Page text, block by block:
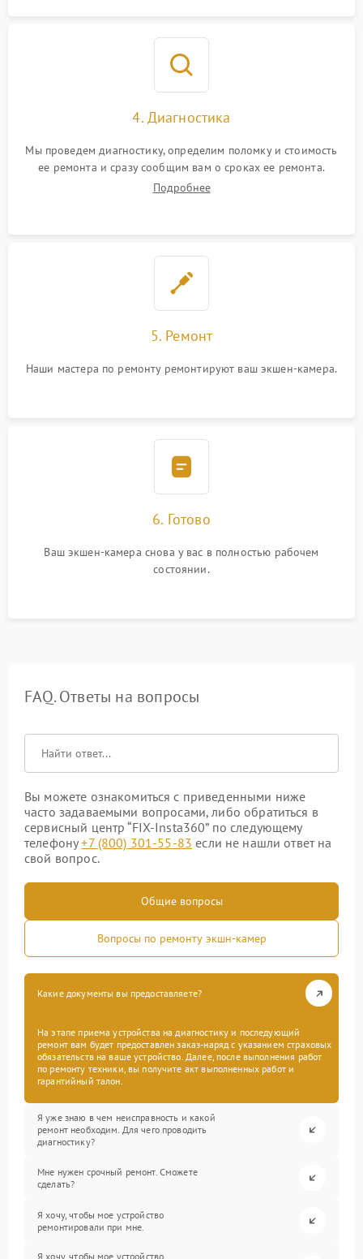
4. Диагностика
Мы проведем диагностику, определим поломку и стоимость
ее ремонта и сразу сообщим вам о сроках ее ремонта.
Подробнее
5. Ремонт
Наши мастера по ремонту ремонтируют ваш экшен-камера.
6. Готово
Ваш экшен-камера снова у вас в полностью рабочем
состоянии.
FAQ. Ответы на вопросы
Вы можете ознакомиться с приведенными ниже
часто задаваемыми вопросами, либо обратиться в
сервисный центр “FIX-Insta360” по следующему
телефону+7 (800) 301-55-83 если не нашли ответ на
свой вопрос.
Общие вопросы
Вопросы по ремонту экшн-камер
Какие документы вы предоставляете?
На этапе приема устройства на диагностику и последующий
ремонт вам будет предоставлен заказ-наряд с указанием страховых
обязательств на ваше устройство. Далее, после выполнения работ
по ремонту техники, вы получите акт выполненных работ и
гарантийный талон.
Я уже знаю в чем неисправность и какой
ремонт необходим. Для чего проводить
диагностику?
Мне нужен срочный ремонт. Сможете
сделать?
Я хочу, чтобы мое устройство
ремонтировали при мне.
Я хочу, чтобы мое устройство